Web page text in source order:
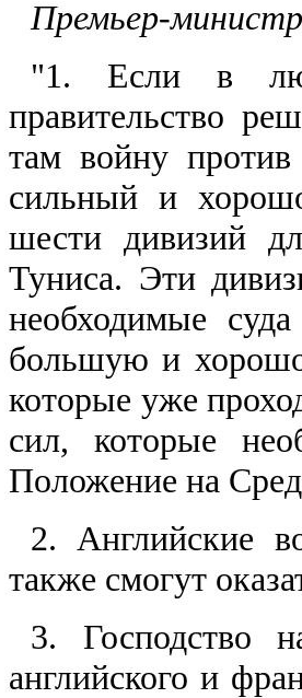
Премьер-
"1. Если в
правительство
там войну
сильный и
шести дивизий
Туниса. Эти
необходимые
большую и
которые уже
сил, которые
Положение на
2. Английские
также смогут
3. Господство
английского и